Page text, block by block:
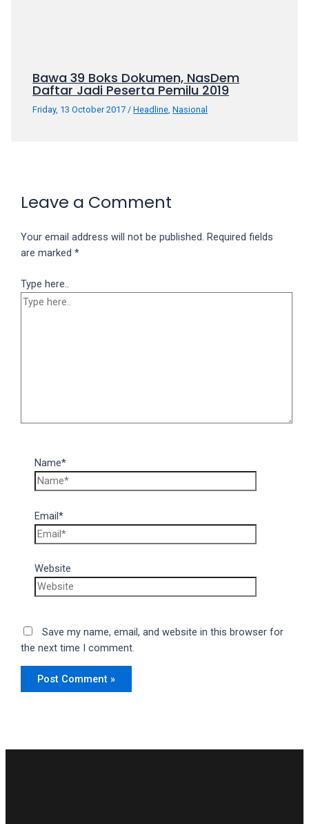
Bawa 39 Boks Dokumen, NasDem
Daftar Jadi Peserta Pemilu 2019
Friday, 13 October 2017/Headline,Nasional
Leave a Comment
Your email address will not be published. Required fields
are marked*
Type here..
Name*
Email*
Website
Save my name, email, and website in this browser for
the next time I comment.